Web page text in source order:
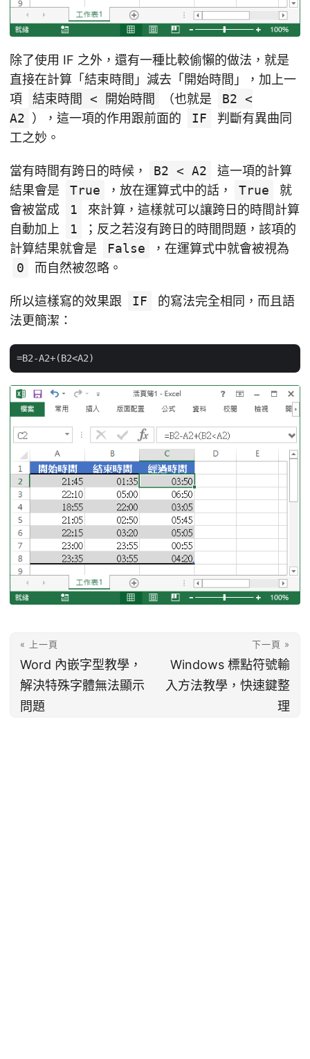
除了使用 IF 之外，還有一種比較偷懶的做法，就是
直接在計算「結束時間」減去「開始時間」，加上一
項
結束時間 < 開始時間 （也就是
B2 <
A2 ），這一項的作用跟前面的 IF
判斷有異曲同
工之妙。
當有時間有跨日的時候， B2 < A2
這一項的計算
結果會是
True ，放在運算式中的話， True
就
會被當成
1
來計算，這樣就可以讓跨日的時間計算
自動加上
1
；反之若沒有跨日的時間問題，該項的
計算結果就會是
False
，在運算式中就會被視為
0
而自然被忽略。
所以這樣寫的效果跟 IF
的寫法完全相同，而且語
法更簡潔：
« 上一頁
Word 內嵌字型教學，
解決特殊字體無法顯示
問題
下一頁 »
Windows 標點符號輸
入方法教學，快速鍵整
理